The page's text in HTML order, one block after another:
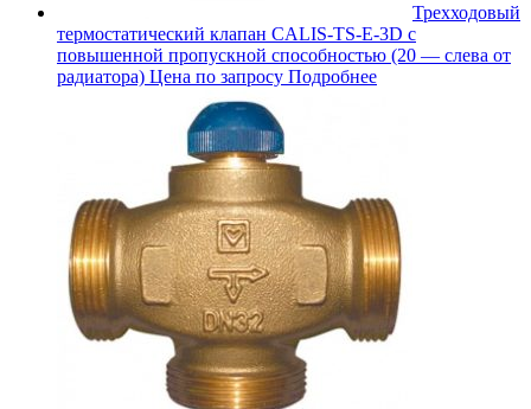
Трехходовый
термостатический клапан CALIS-TS-E-3D с
повышенной пропускной способностью (20 — слева от
радиатора) Цена по запросу Подробнее